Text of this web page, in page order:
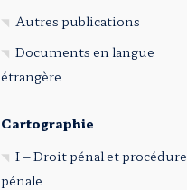
Autres publications
Documents en langue
étrangère
Cartographie
I – Droit pénal et procédure
pénale